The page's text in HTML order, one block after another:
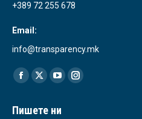
+389 72 255 678
Email:
info@transparency.mk
Find us on:
Facebook
opens
X
opens
YouTube
opens
Instagram
Пишете ни